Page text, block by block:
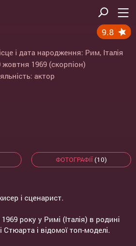
9.8
і дата народження: Рим, Італія
жовтня 1969 (скорпіон)
актор
ФОТОГРАФІЇ(10)
і сценарист.
року у Римі (Італія) в родині
і відомої топ-моделі.